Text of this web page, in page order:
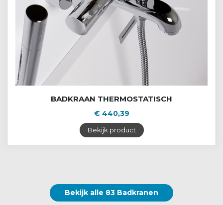
BADKRAAN THERMOSTATISCH
€ 440,39
Bekijk product
Bekijk alle 83 Badkranen